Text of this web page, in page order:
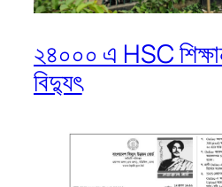
২৪০০০ এ HSC
বিদ্যুৎ